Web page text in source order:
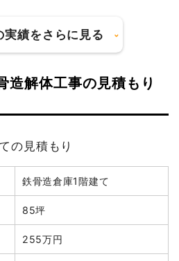
120,000円
1式
40,000円
2台
70,000
140,000円
120m² 2,500円
円
3,181,600
実績をさらに見る
399万円
438万9,000円
114
35,000
3,990,000
造解体工事の見積もり
の見積もり
鉄骨造倉庫1階建て
85坪
255万円